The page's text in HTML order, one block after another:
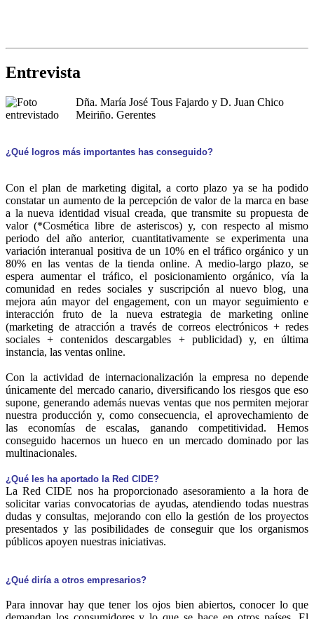
Entrevista
Dña. María José Tous Fajardo y D. Juan Chico
Meiriño. Gerentes
¿Qué logros más importantes has conseguido?
Con el plan de marketing digital, a corto plazo ya se ha podido
constatar un aumento de la percepción de valor de la marca en base
a la nueva identidad visual creada, que transmite su propuesta de
valor (*Cosmética libre de asteriscos) y, con respecto al mismo
periodo del año anterior, cuantitativamente se experimenta una
variación interanual positiva de un 10% en el tráfico orgánico y un
80% en las ventas de la tienda online. A medio-largo plazo, se
espera aumentar el tráfico, el posicionamiento orgánico, vía la
comunidad en redes sociales y suscripción al nuevo blog, una
mejora aún mayor del engagement, con un mayor seguimiento e
interacción fruto de la nueva estrategia de marketing online
(marketing de atracción a través de correos electrónicos + redes
sociales + contenidos descargables + publicidad) y, en última
instancia, las ventas online.
Con la actividad de internacionalización la empresa no depende
únicamente del mercado canario, diversificando los riesgos que eso
supone, generando además nuevas ventas que nos permiten mejorar
nuestra producción y, como consecuencia, el aprovechamiento de
las economías de escalas, ganando competitividad. Hemos
conseguido hacernos un hueco en un mercado dominado por las
multinacionales.
¿Qué les ha aportado la Red CIDE?
La Red CIDE nos ha proporcionado asesoramiento a la hora de
solicitar varias convocatorias de ayudas, atendiendo todas nuestras
dudas y consultas, mejorando con ello la gestión de los proyectos
presentados y las posibilidades de conseguir que los organismos
públicos apoyen nuestras iniciativas.
¿Qué diría a otros empresarios?
Para innovar hay que tener los ojos bien abiertos, conocer lo que